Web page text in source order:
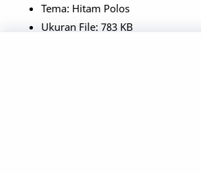
Tema: Hitam Polos
Ukuran File: 783 KB